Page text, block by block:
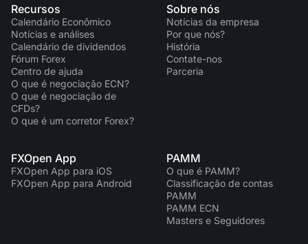
Recursos
Calendário Econômico
Notícias e análises
Calendário de dividendos
Fórum Forex
Centro de ajuda
O que é negociação ECN?
O que é negociação de
CFDs?
O que é um corretor Forex?
Sobre nós
Notícias da empresa
Por que nós?
História
Contate-nos
Parceria
FXOpen App
FXOpen App para iOS
FXOpen App para Android
PAMM
O que é PAMM?
Classificação de contas
PAMM
PAMM ECN
Masters e Seguidores